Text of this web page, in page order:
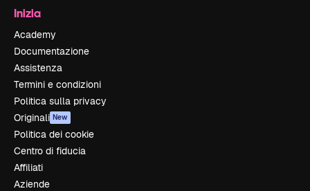
Inizia
Academy
Documentazione
Assistenza
Termini e condizioni
Politica sulla privacy
Originali New
Politica dei cookie
Centro di fiducia
Affiliati
Aziende